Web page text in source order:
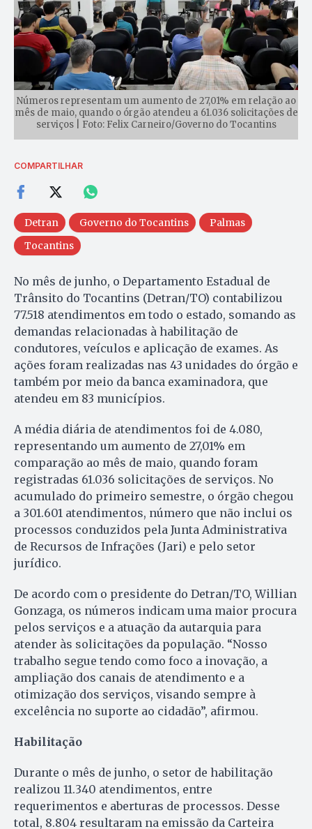
Números representam um aumento de 27,01% em relação ao
mês de maio, quando o órgão atendeu a 61.036 solicitações de
serviços | Foto: Felix Carneiro/Governo do Tocantins
COMPARTILHAR
Detran Governo do Tocantins
Palmas
Tocantins
No mês de junho, o Departamento Estadual de
Trânsito do Tocantins (Detran/TO) contabilizou
77.518 atendimentos em todo o estado, somando as
demandas relacionadas à habilitação de
condutores, veículos e aplicação de exames. As
ações foram realizadas nas 43 unidades do órgão e
também por meio da banca examinadora, que
atendeu em 83 municípios.
A média diária de atendimentos foi de 4.080,
representando um aumento de 27,01% em
comparação ao mês de maio, quando foram
registradas 61.036 solicitações de serviços. No
acumulado do primeiro semestre, o órgão chegou
a 301.601 atendimentos, número que não inclui os
processos conduzidos pela Junta Administrativa
de Recursos de Infrações (Jari) e pelo setor
jurídico.
De acordo com o presidente do Detran/TO, Willian
Gonzaga, os números indicam uma maior procura
pelos serviços e a atuação da autarquia para
atender às solicitações da população. “Nosso
trabalho segue tendo como foco a inovação, a
ampliação dos canais de atendimento e a
otimização dos serviços, visando sempre à
excelência no suporte ao cidadão”, afirmou.
Habilitação
Durante o mês de junho, o setor de habilitação
realizou 11.340 atendimentos, entre
requerimentos e aberturas de processos. Desse
total, 8.804 resultaram na emissão da Carteira